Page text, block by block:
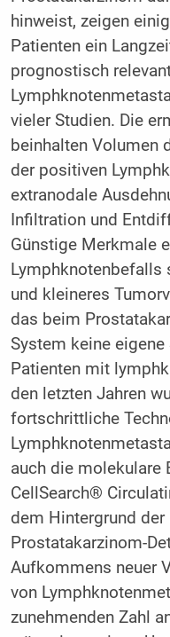
hinweist, zeigen
Patienten ein
prognostisch
vieler Studien. Die
beinhalten Volumen
der positiven
extranodale
Infiltration und
Günstige Merkmale
Lymphknotenbefalls
und kleineres
das beim
System keine
Patienten mit
den letzten Jahren
fortschrittliche
auch die molekulare
CellSearch®
dem Hintergrund der
Prostatakarzinom-
Aufkommens neuer
von
zunehmenden Zahl